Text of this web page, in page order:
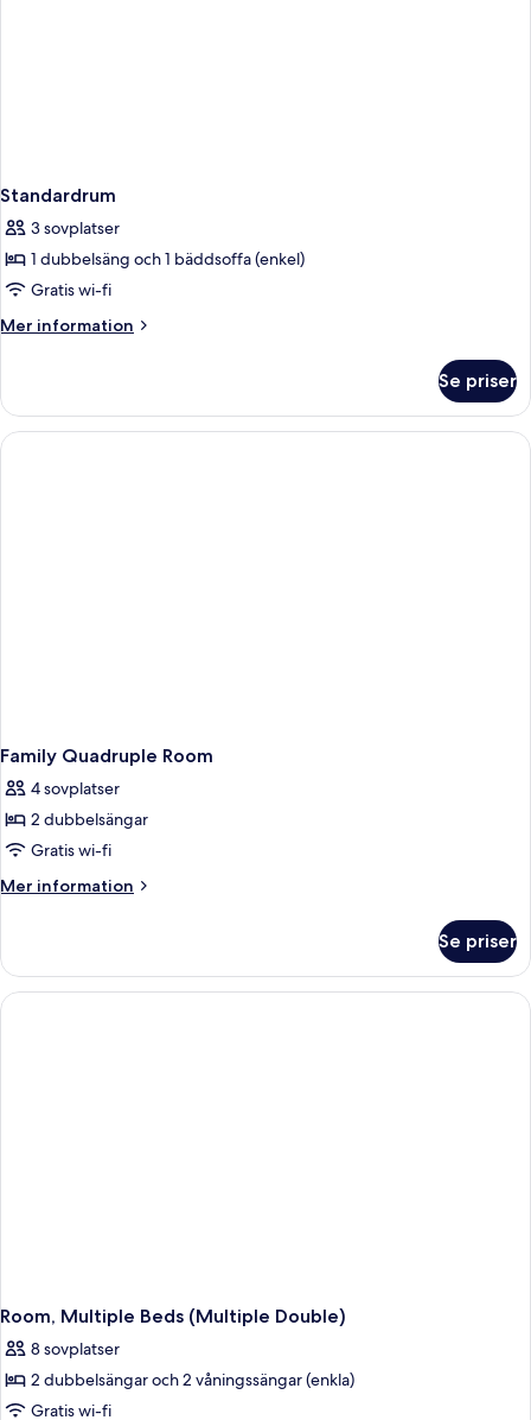
Standardrum
3 sovplatser
1 dubbelsäng och 1 bäddsoffa (enkel)
Gratis wi-fi
Mer information
Mer
Se priser
Family Quadruple Room
4 sovplatser
2 dubbelsängar
Gratis wi-fi
Mer information
Mer
Quadruple
Room
Se priser
Room, Multiple Beds (Multiple Double)
8 sovplatser
2 dubbelsängar och 2 våningssängar (enkla)
Gratis wi-fi